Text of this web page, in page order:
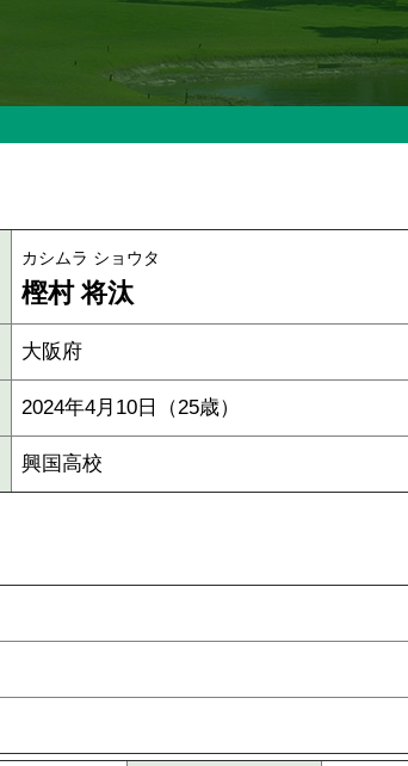
カシムラ ショウタ
樫村 将汰
大阪府
2024年4月10日（25歳）
興国高校